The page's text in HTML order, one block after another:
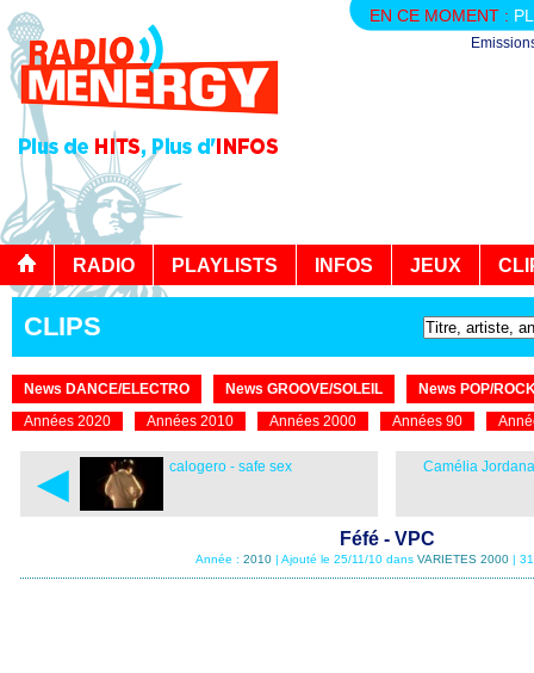
EN CE MOMENT :
RADIO PLAYLISTS INFOS JEUX
CLIPS
News DANCE/ELECTRO News GROOVE/SOLEIL
News POP/
Années 2020
Années 2010 Années 2000 Années 90
◄ calogero - safe sex Camélia
Féfé - VPC
Année : 2010 | Ajouté le 25/11/10 dans VARIETES 2000 |